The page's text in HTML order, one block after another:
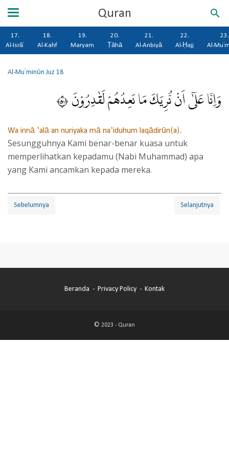
Quran
17.
Al-Isrā'
18.
Al-Kahf
19.
Maryam
20.
Ṭāhā
21.
Al-Anbiyā
22.
Al-Ḥajj
23.
Al-
Al-Mu'minūnJuz 18
وَاِنَّا عَلٰٓى اَنْ نُّرِيَكَ مَا نَعِدُهُمْ لَقٰدِرُوْنَ ٩٥
Wa innā ‘alā an nuriyaka mā na‘iduhum laqādirūn(a).
Sesungguhnya Kami benar-benar kuasa untuk
memperlihatkan kepadamu (Nabi Muhammad) apa
yang Kami ancamkan kepada mereka.
Sebelumnya Selanjutnya
Beranda Privacy Policy Kontak
© 2023 - Quran